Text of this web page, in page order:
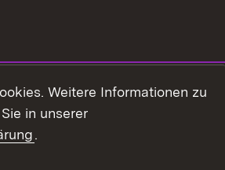
Weitere Informationen zu
in unserer
.